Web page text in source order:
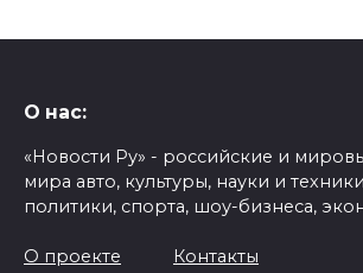
О нас:
«Новости Ру» - российские и
мира авто, культуры, науки и
политики, спорта, шоу-бизнеса,
О проекте Контакты